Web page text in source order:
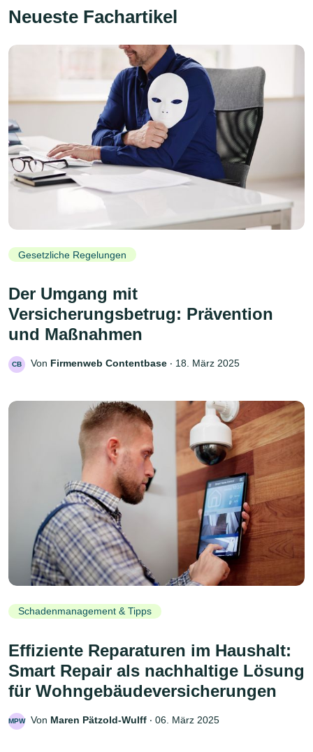
Neueste Fachartikel
Gesetzliche Regelungen
Der Umgang mit
Versicherungsbetrug: Prävention
und Maßnahmen
CB Von Firmenweb Contentbase ‧ 18. März 2025
Schadenmanagement & Tipps
Effiziente Reparaturen im Haushalt:
Smart Repair als nachhaltige Lösung
für Wohngebäudeversicherungen
MPW Von Maren Pätzold-Wulff ‧ 06. März 2025